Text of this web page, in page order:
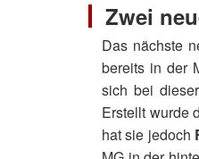
Zwei
Das nächste
bereits in der
sich bei
Erstellt wurde
hat sie jedoch